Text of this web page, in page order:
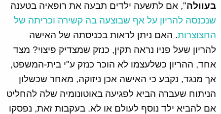
בעוולה", אם לתשעה ילדים תבעה את רופאיה בטענה
שנכנסה להריון על אף שבוצעה בה קשירה וכריתה של
החצוצרות. האם ניתן לראות בכניסתה של האישה
להריון שעל פניו נראה תקין, כנזק שמצדיק פיצוי? מצד
אחד, ההריון כשלעצמו לא הוכר כנזק ע"י בית-המשפט,
אך מנגד, נקבע כי האישה אכן ניזוקה, מאחר שכשלון
הניתוח שעברה הביא לפגיעה באוטונומיה שלה להחליט
אם להביא ילד נוסף לעולם או לא. בעקבות זאת, נפסקו